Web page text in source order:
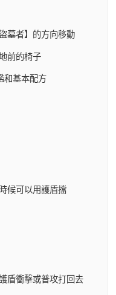
墓者】的方向移動
前的椅子
和基本配方
候可以用護盾擋
盾衝擊或普攻打回去